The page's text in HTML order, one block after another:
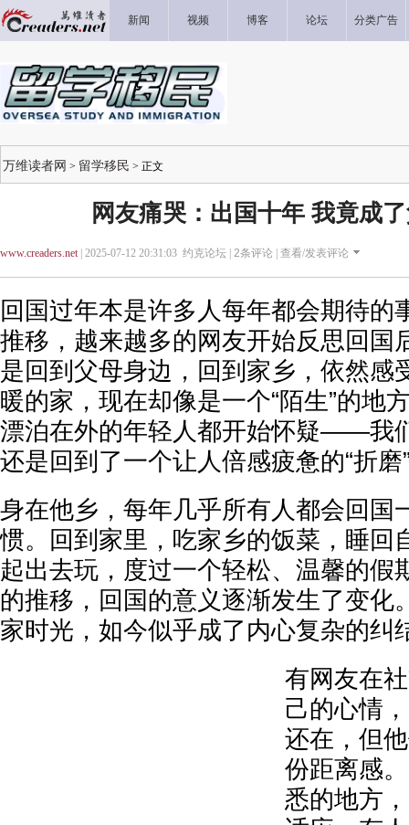
新闻 视频 博客 论坛 分类广告
万维读者网 > 留学移民 > 正文
网友痛哭：出国十年 我竟成
www.creaders.net| 2025-07-12 20:31:03 约克论坛 | 2条评论 | 查看/发表评论
回国过年本是许多人每年都会期待的
推移，越来越多的网友开始反思回国
是回到父母身边，回到家乡，依然感
暖的家，现在却像是一个“陌生”的地
漂泊在外的年轻人都开始怀疑——我
还是回到了一个让人倍感疲惫的“折磨
身在他乡，每年几乎所有人都会回国
惯。回到家里，吃家乡的饭菜，睡回
起出去玩，度过一个轻松、温馨的假
的推移，回国的意义逐渐发生了变化
家时光，如今似乎成了内心复杂的纠
有网友在
己的心情
还在，但
份距离感
悉的地方